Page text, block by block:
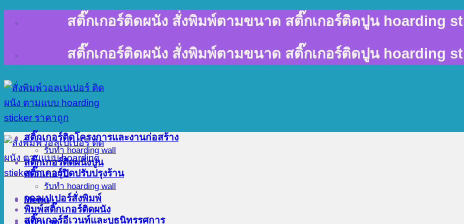
สติ๊กเกอร์ติดผนัง สั่งพิมพ์ตามขนาด สติ๊กเกอร์ติดปูน hoarding
สติ๊กเกอร์ติดผนัง สั่งพิมพ์ตามขนาด สติ๊กเกอร์ติดปูน hoarding
Menu
สติ๊กเกอร์ติดโครงการและงานก่อสร้าง
รับทำ hoarding wall
สติ๊กเกอร์ติดผนังปูน
สติ๊กเกอร์ปิดปรับปรุงร้าน
รับทำ hoarding wall
วอลเปเปอร์สั่งพิมพ์
พิมพ์สติ๊กเกอร์ติดผนัง
สติ๊กเกอร์อีเวนท์และบูธนิทรรศการ